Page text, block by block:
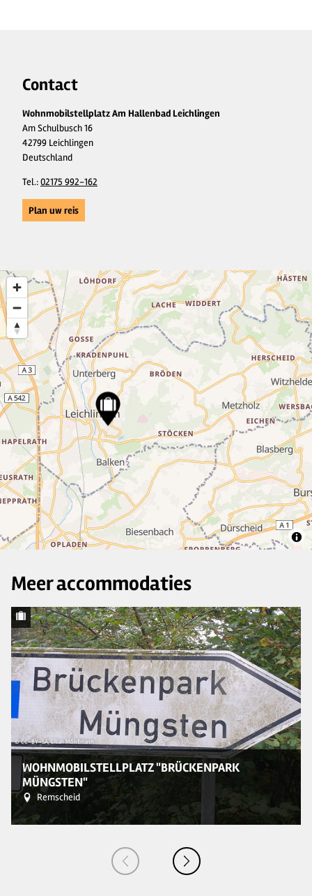
Contact
Wohnmobilstellplatz Am Hallenbad Leichlingen
Am Schulbusch 16
42799 Leichlingen
Deutschland
Tel.:02175 992-162
Plan uw reis
2
2
2
2
11
2
4
Meer accommodaties
© CC-BY-SA, Lilian Möntmann
WOHNMOBILSTELLPLATZ "BRÜCKENPARK
MÜNGSTEN"
Remscheid